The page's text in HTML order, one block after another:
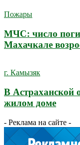
Пожары
МЧС: число
Махачкале
г. Камызяк
В Астраханской
жилом доме
- Реклама на сайте -